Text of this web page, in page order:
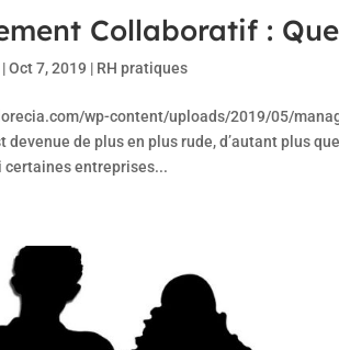
Collaboratif :
|Oct 7, 2019 | RH pratiques
wp-content/uploads/2019/05/
devenue de plus en plus rude, d’autant plus
certaines entreprises...